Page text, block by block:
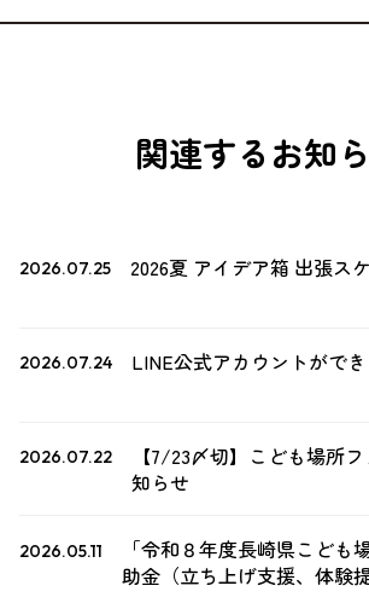
関連するお知
2026.07.25 2026夏 アイデア箱 出張
2026.07.24 LINE公式アカウントができ
2026.07.22
【7/23〆切】こども場所
知らせ
2026.05.11
「令和８年度長崎県こども
助金（立ち上げ支援、体験